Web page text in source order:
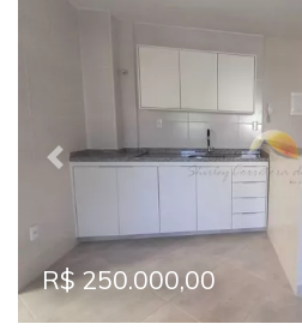
Previous
R$ 250.000,00